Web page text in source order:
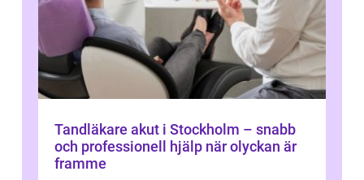
Tandläkare akut i Stockholm – snabb
och professionell hjälp när olyckan är
framme